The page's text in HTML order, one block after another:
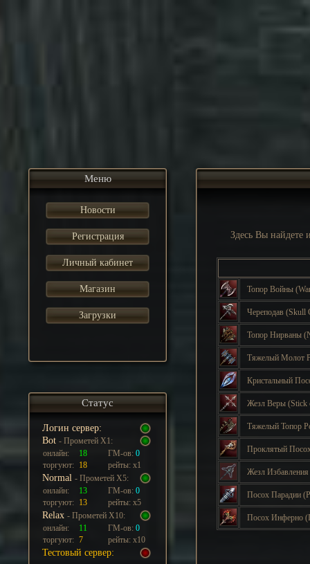
Меню
Новости
Регистрация
Личный кабинет
Магазин
Загрузки
Здесь Вы найдете
Топор Войны
Череподав (Skull
Топор Нирваны
Тяжелый Молот
Кристальный
Жезл Веры (Stick
Тяжелый Топор
Проклятый
Жезл Избавления
Посох Парадии
Посох Инферно
Статус
Логин сервер:
Bot - Прометей Х1:
онлайн:
18 ГМ-ов: 0
торгуют: 18 рейты: х1
Normal - Прометей Х5:
онлайн:
13 ГМ-ов: 0
торгуют: 13 рейты: х5
Relax - Прометей Х10:
онлайн:
11 ГМ-ов: 0
торгуют: 7 рейты: х10
Тестовый сервер: